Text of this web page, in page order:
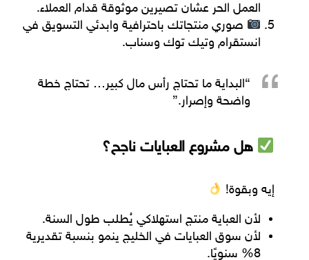
العمل الحر عشان تصيرين موثوقة قدام العملاء.
صوري منتجاتك باحترافية وابدئي التسويق في
انستقرام وتيك توك وسناب.
“البداية ما تحتاج رأس مال كبير… تحتاج خطة
واضحة وإصرار.”
هل مشروع العبايات ناجح؟
إيه وبقوة!
لأن العباية منتج استهلاكي يُطلب طول السنة.
لأن سوق العبايات في الخليج ينمو بنسبة تقديرية
8% سنويًا
.